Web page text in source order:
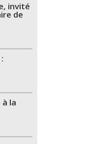
invité
de
à la